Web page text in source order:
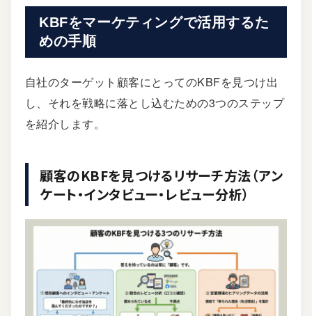
KBFをマーケティングで活用するた
めの手順
自社のターゲット顧客にとってのKBFを見つけ出
し、それを戦略に落とし込むための3つのステップ
を紹介します。
顧客のKBFを見つけるリサーチ方法（アン
ケート・インタビュー・レビュー分析）